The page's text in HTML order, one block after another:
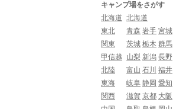
キャンプ場をさがす
北海道 北海道
東北
青森 岩手 宮城
関東
茨城 栃木 群馬
甲信越
山梨 新潟 長野
北陸
富山 石川 福井
東海
岐阜 静岡 愛知
関西
滋賀 京都 大阪